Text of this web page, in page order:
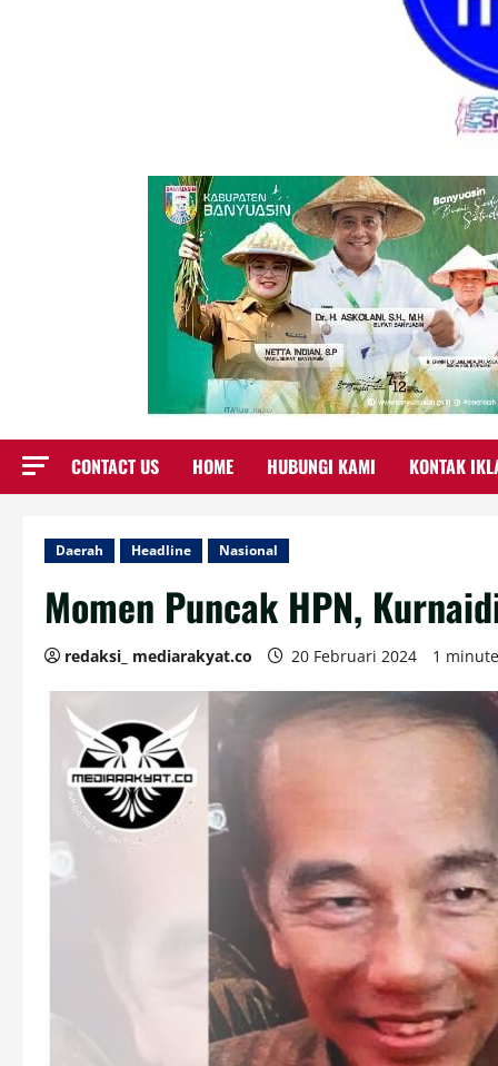
CONTACT US HOME HUBUNGI KAMI KONTAK
Daerah Headline Nasional
Momen Puncak HPN,
redaksi_ mediarakyat.co 20 Februari 2024 1